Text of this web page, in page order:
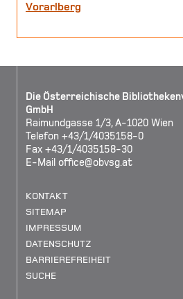
Vorarlberg
Die Österreichische
GmbH
Raimundgasse 1/3, A-1020 Wien
Telefon +43/1/4035158-0
Fax +43/1/4035158-30
E-Mail office@obvsg.at
KONTAKT
SITEMAP
IMPRESSUM
DATENSCHUTZ
BARRIEREFREIHEIT
SUCHE